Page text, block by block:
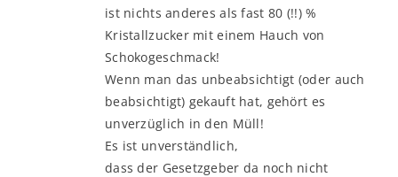
ist nichts anderes als fast 80 (!!) %
Kristallzucker mit einem Hauch von
Schokogeschmack!
Wenn man das unbeabsichtigt (oder auch
beabsichtigt) gekauft hat, gehört es
unverzüglich in den Müll!
Es ist unverständlich,
dass der Gesetzgeber da noch nicht